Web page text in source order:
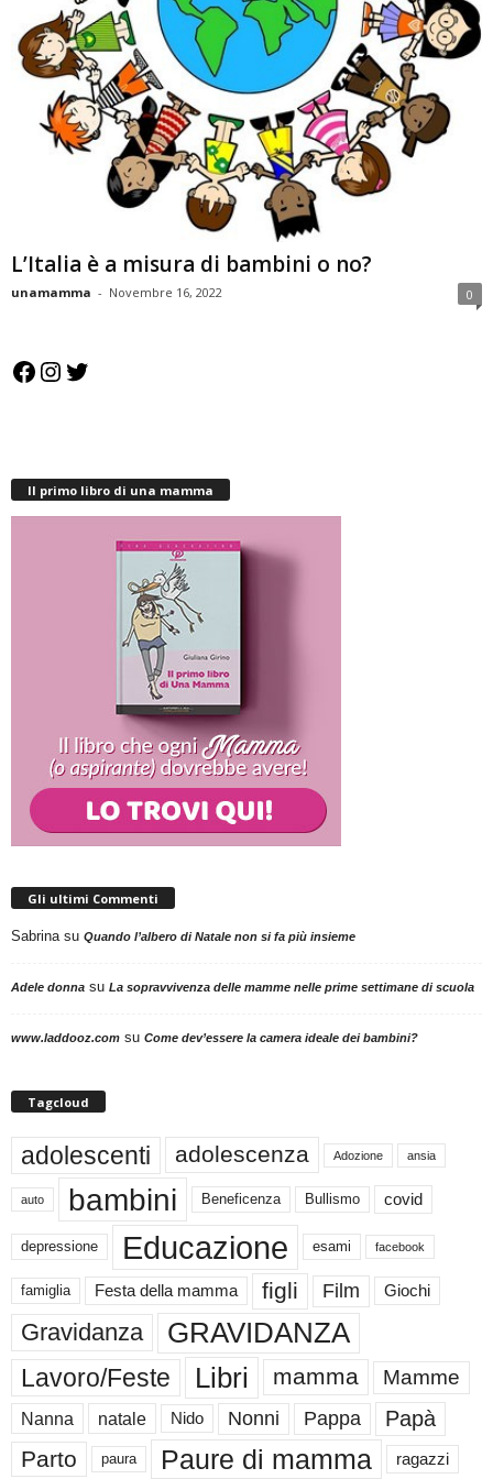
L’Italia è a misura di bambini o no?
unamamma - Novembre 16, 2022 0
Facebook Instagram Twitter
Il primo libro di una mamma
Gli ultimi Commenti
Sabrina su Quando l’albero di Natale non si fa più insieme
Adele donna su La sopravvivenza delle mamme nelle prime settimane di scuola
www.laddooz.com su Come dev’essere la camera ideale dei bambini?
Tagcloud
adolescenti adolescenza Adozione ansia
auto bambini Beneficenza Bullismo covid
depressione Educazione esami facebook
famiglia Festa della mamma figli Film Giochi
Gravidanza GRAVIDANZA
Lavoro/Feste Libri mamma Mamme
Nanna natale Nido Nonni Pappa Papà
Parto paura Paure di mamma ragazzi